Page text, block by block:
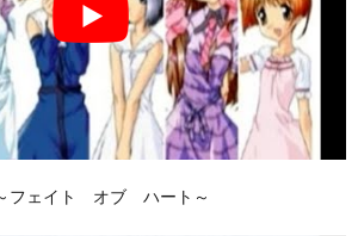
フェイト オブ ハート～